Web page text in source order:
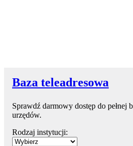
Baza teleadresowa
Sprawdź darmowy dostęp do pełnej
urzędów.
Rodzaj instytucji: